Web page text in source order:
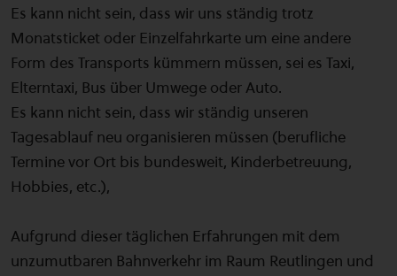
Es kann nicht sein, dass wir uns ständig trotz
Monatsticket oder Einzelfahrkarte um eine andere
Form des Transports kümmern müssen, sei es Taxi,
Elterntaxi, Bus über Umwege oder Auto.
Es kann nicht sein, dass wir ständig unseren
Tagesablauf neu organisieren müssen (berufliche
Termine vor Ort bis bundesweit, Kinderbetreuung,
Hobbies, etc.),
Aufgrund dieser täglichen Erfahrungen mit dem
unzumutbaren Bahnverkehr im Raum Reutlingen und